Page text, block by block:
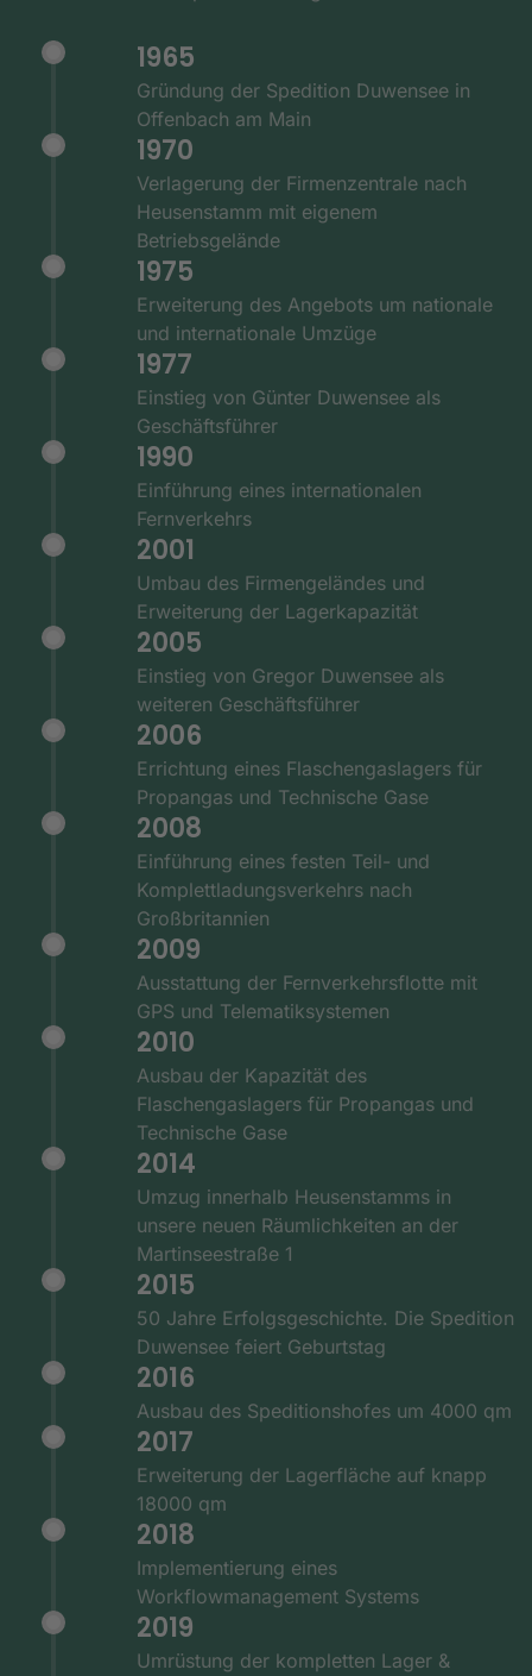
1965
Gründung der Spedition Duwensee in
Offenbach am Main
1970
Verlagerung der Firmenzentrale nach
Heusenstamm mit eigenem
Betriebsgelände
1975
Erweiterung des Angebots um nationale
und internationale Umzüge
1977
Einstieg von Günter Duwensee als
Geschäftsführer
1990
Einführung eines internationalen
Fernverkehrs
2001
Umbau des Firmengeländes und
Erweiterung der Lagerkapazität
2005
Einstieg von Gregor Duwensee als
weiteren Geschäftsführer
2006
Errichtung eines Flaschengaslagers für
Propangas und Technische Gase
2008
Einführung eines festen Teil- und
Komplettladungsverkehrs nach
Großbritannien
2009
Ausstattung der Fernverkehrsflotte mit
GPS und Telematiksystemen
2010
Ausbau der Kapazität des
Flaschengaslagers für Propangas und
Technische Gase
2014
Umzug innerhalb Heusenstamms in
unsere neuen Räumlichkeiten an der
Martinseestraße 1
2015
50 Jahre Erfolgsgeschichte. Die Spedition
Duwensee feiert Geburtstag
2016
Ausbau des Speditionshofes um 4000 qm
2017
Erweiterung der Lagerfläche auf knapp
18000 qm
2018
Implementierung eines
Workflowmanagement Systems
2019
Umrüstung der kompletten Lager &